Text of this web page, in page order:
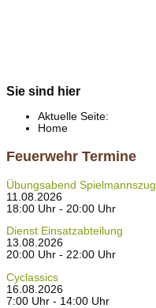
Sie sind hier
Aktuelle Seite:
Home
Feuerwehr Termine
Übungsabend Spielmannszug
11.08.2026
18:00 Uhr - 20:00 Uhr
Dienst Einsatzabteilung
13.08.2026
20:00 Uhr - 22:00 Uhr
Cyclassics
16.08.2026
7:00 Uhr - 14:00 Uhr